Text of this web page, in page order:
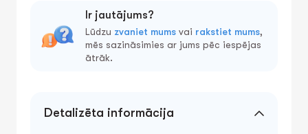
Ir jautājums?
Lūdzu zvaniet mums vai rakstiet mums,
mēs sazināsimies ar jums pēc iespējas
ātrāk.
Detalizēta informācija